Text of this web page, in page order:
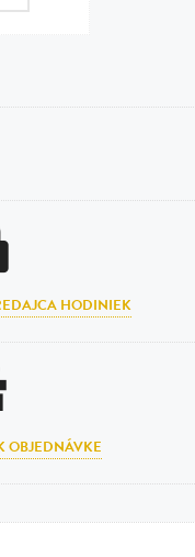
HODINIEK
OBJEDNÁVKE